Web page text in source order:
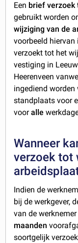
Een brief verzoek
gebruikt worden
wijziging van de
voorbeeld hiervan
verzoekt tot het
vestiging in
Heerenveen
ingediend worden
standplaats voor
vooralle
Wanneer
verzoek tot
Indien de
bij de werkgever,
van de
maanden
soortgelijk